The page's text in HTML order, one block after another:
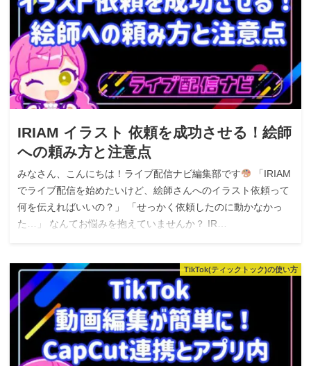
IRIAM イラスト 依頼を成功させる！絵師
への頼み方と注意点
みなさん、こんにちは！ライブ配信ナビ編集部です
「IRIAM
でライブ配信を始めたいけど、絵師さんへのイラスト依頼って
何を伝えればいいの？」 「せっかく依頼したのに動かなかっ
た…」 なんてお悩みを抱えていませんか？ IR…
TikTok(ティックトック)の使い方